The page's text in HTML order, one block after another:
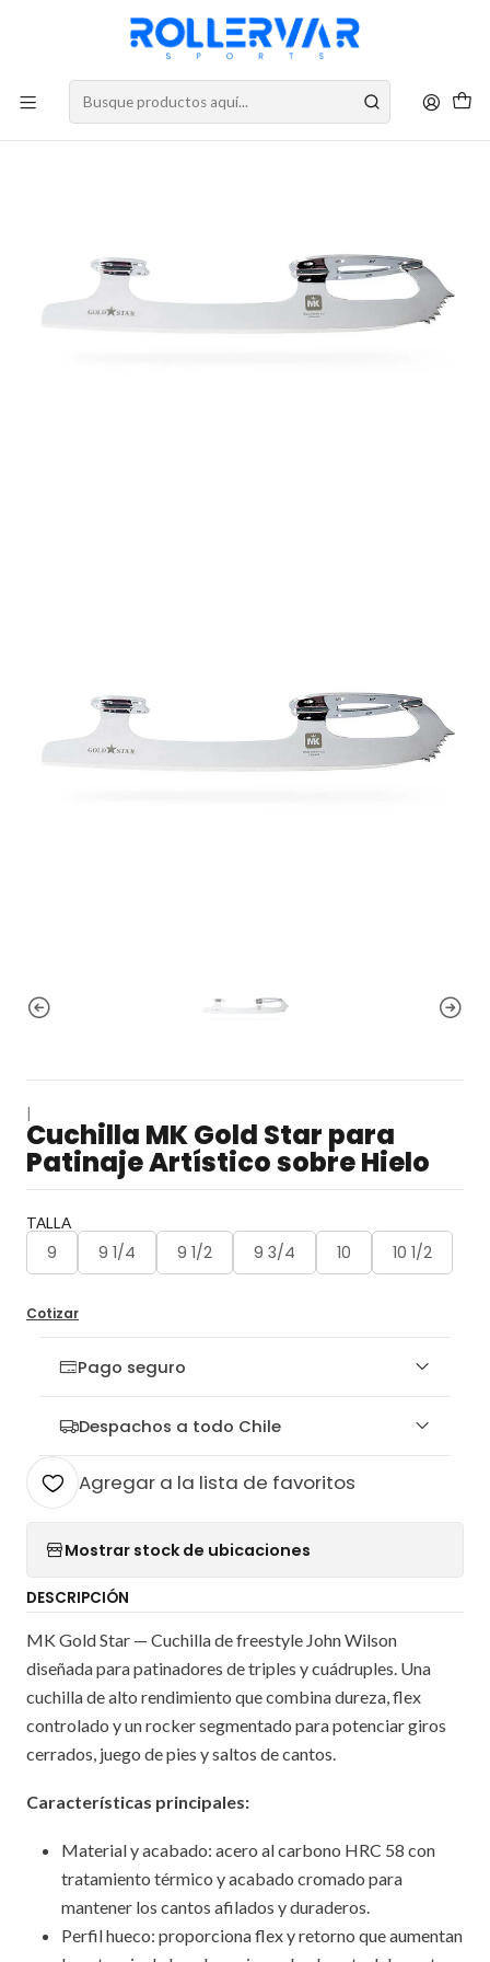
DESPACHOS A TODO CHILE
Cuchilla MK Gold Star para
Patinaje Artístico sobre Hielo
TALLA
9 9 1/4 9 1/2 9 3/4 10 10 1/2
Cotizar
Pago seguro
Despachos a todo Chile
Agregar a la lista de favoritos
Mostrar stock de ubicaciones
DESCRIPCIÓN
MK Gold Star — Cuchilla de freestyle John Wilson
diseñada para patinadores de triples y cuádruples. Una
cuchilla de alto rendimiento que combina dureza, flex
controlado y un rocker segmentado para potenciar giros
cerrados, juego de pies y saltos de cantos.
Características principales:
Material y acabado: acero al carbono HRC 58 con
tratamiento térmico y acabado cromado para
mantener los cantos afilados y duraderos.
Perfil hueco: proporciona flex y retorno que aumentan